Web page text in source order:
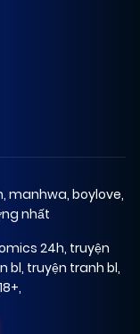
manhwa, boylove,
nhất
24h, truyện
bl, truyện tranh bl,
,